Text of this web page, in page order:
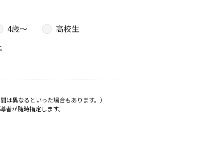
4歳〜
高校生
異なるといった場合もあります。）
が随時指定します。